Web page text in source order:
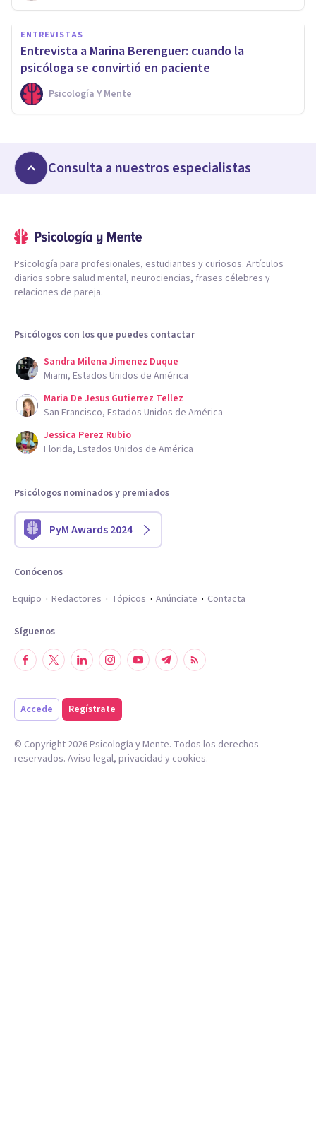
ENTREVISTAS
Entrevista a Marina Berenguer: cuando la
psicóloga se convirtió en paciente
Psicología Y Mente
Consulta a nuestros especialistas
Psicología para profesionales, estudiantes y curiosos. Artículos
diarios sobre salud mental, neurociencias, frases célebres y
relaciones de pareja.
Psicólogos con los que puedes contactar
Sandra Milena Jimenez Duque
Miami, Estados Unidos de América
Maria De Jesus Gutierrez Tellez
San Francisco, Estados Unidos de América
Jessica Perez Rubio
Florida, Estados Unidos de América
Psicólogos nominados y premiados
PyM Awards 2024
Conócenos
Equipo
Redactores Tópicos Anúnciate Contacta
Síguenos
Accede Regístrate
© Copyright 2026Psicología y Mente. Todos los derechos
reservados. Aviso legal, privacidad y cookies.